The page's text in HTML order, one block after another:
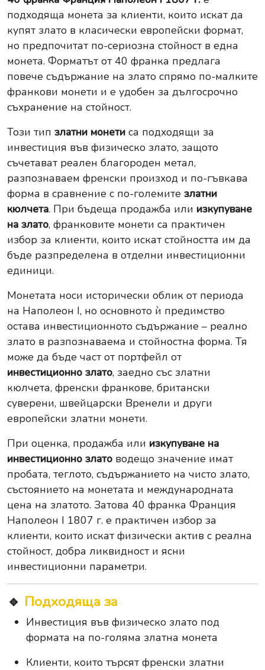
подходяща монета за клиенти, които искат да
купят злато в класически европейски формат,
но предпочитат по-сериозна стойност в една
монета. Форматът от 40 франка предлага
повече съдържание на злато спрямо по-малките
франкови монети и е удобен за дългосрочно
съхранение на стойност.
Този тип златни монети са подходящи за
инвестиция във физическо злато, защото
съчетават реален благороден метал,
разпознаваем френски произход и по-гъвкава
форма в сравнение с по-големите златни
кюлчета. При бъдеща продажба или изкупуване
на злато, франковите монети са практичен
избор за клиенти, които искат стойността им да
бъде разпределена в отделни инвестиционни
единици.
Монетата носи исторически облик от периода
на Наполеон I, но основното ѝ предимство
остава инвестиционното съдържание – реално
злато в разпознаваема и стойностна форма. Тя
може да бъде част от портфейл от
инвестиционно злато, заедно със златни
кюлчета, френски франкове, британски
суверени, швейцарски Вренели и други
европейски златни монети.
При оценка, продажба или изкупуване на
инвестиционно злато водещо значение имат
пробата, теглото, съдържанието на чисто злато,
състоянието на монетата и международната
цена на златото. Затова 40 франка Франция
Наполеон I 1807 г. е практичен избор за
клиенти, които искат физически актив с реална
стойност, добра ликвидност и ясни
инвестиционни параметри.
🔹 Подходяща за
Инвестиция във физическо злато под
формата на по-голяма златна монета
Клиенти, които търсят френски златни